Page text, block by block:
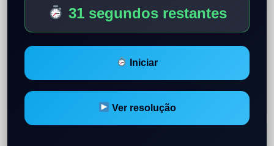
31 segundos restantes
Iniciar
Ver resolução